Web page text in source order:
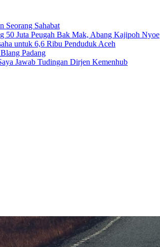
Seorang Sahabat
50 Juta Peugah Bak Mak, Abang Kajipoh Nyoe
untuk 6,6 Ribu Penduduk Aceh
Padang
Jawab Tudingan Dirjen Kemenhub